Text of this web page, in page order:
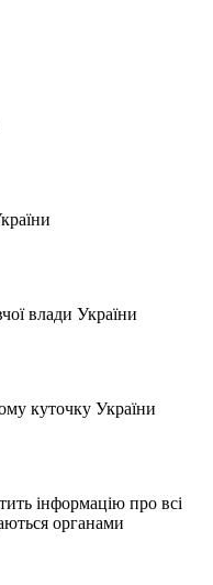
влади України
куточку України
інформацію про всі
органами